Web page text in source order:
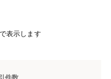
表示します
件数